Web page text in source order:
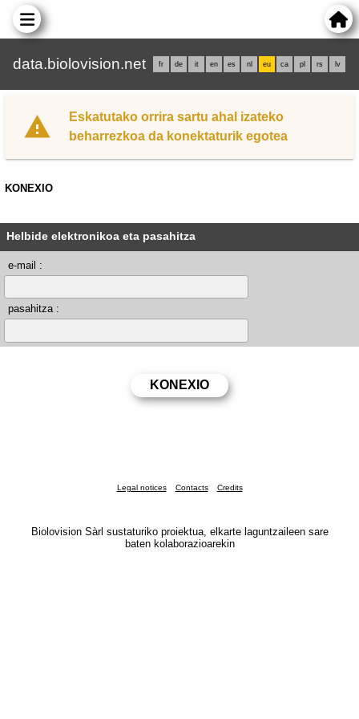
data.biolovision.net fr de it en es nl eu ca pl rs lv
Eskatutako orrira sartu ahal izateko
beharrezkoa da konektaturik egotea
KONEXIO
Helbide elektronikoa eta pasahitza
e-mail :
pasahitza :
Legal notices Contacts Credits
Biolovision Sàrl sustaturiko proiektua, elkarte laguntzaileen sare
baten kolaborazioarekin